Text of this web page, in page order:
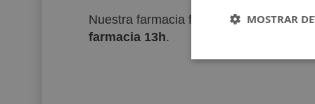
Nuestra farmacia físcia del centro de
farmacia 13h.
MOSTRAR